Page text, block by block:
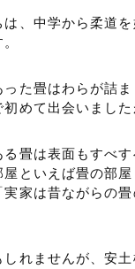
は、中学から柔道
った畳はわらが詰
初めて出会いまし
る畳は表面もすべ
屋といえば畳の部
実家は昔ながらの
しれませんが、安